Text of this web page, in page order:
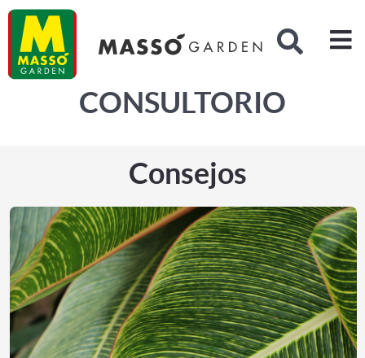
Buscar
CONSULTORIO
Consejos